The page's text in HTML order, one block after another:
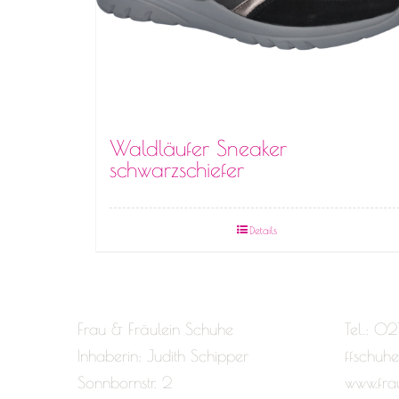
Waldläufer Sneaker
schwarzschiefer
Details
Frau & Fräulein Schuhe
Inhaberin: Judith Schipper
Sonnbornstr. 2
Tel.: